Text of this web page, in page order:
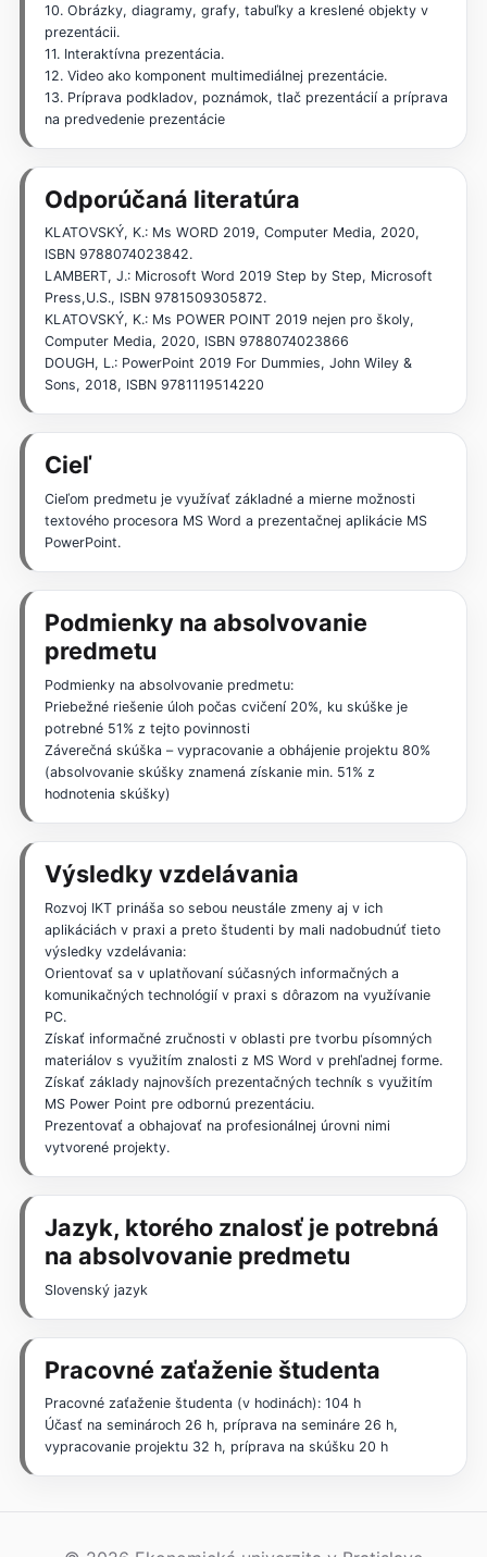
10. Obrázky, diagramy, grafy, tabuľky a kreslené objekty v
prezentácii.
11. Interaktívna prezentácia.
12. Video ako komponent multimediálnej prezentácie.
13. Príprava podkladov, poznámok, tlač prezentácií a príprava
na predvedenie prezentácie
Odporúčaná literatúra
KLATOVSKÝ, K.: Ms WORD 2019, Computer Media, 2020,
ISBN 9788074023842.
LAMBERT, J.: Microsoft Word 2019 Step by Step, Microsoft
Press,U.S., ISBN 9781509305872.
KLATOVSKÝ, K.: Ms POWER POINT 2019 nejen pro školy,
Computer Media, 2020, ISBN 9788074023866
DOUGH, L.: PowerPoint 2019 For Dummies, John Wiley &
Sons, 2018, ISBN 9781119514220
Cieľ
Cieľom predmetu je využívať základné a mierne možnosti
textového procesora MS Word a prezentačnej aplikácie MS
PowerPoint.
Podmienky na absolvovanie
predmetu
Podmienky na absolvovanie predmetu:
Priebežné riešenie úloh počas cvičení 20%, ku skúške je
potrebné 51% z tejto povinnosti
Záverečná skúška – vypracovanie a obhájenie projektu 80%
(absolvovanie skúšky znamená získanie min. 51% z
hodnotenia skúšky)
Výsledky vzdelávania
Rozvoj IKT prináša so sebou neustále zmeny aj v ich
aplikáciách v praxi a preto študenti by mali nadobudnúť tieto
výsledky vzdelávania:
Orientovať sa v uplatňovaní súčasných informačných a
komunikačných technológií v praxi s dôrazom na využívanie
PC.
Získať informačné zručnosti v oblasti pre tvorbu písomných
materiálov s využitím znalosti z MS Word v prehľadnej forme.
Získať základy najnovších prezentačných techník s využitím
MS Power Point pre odbornú prezentáciu.
Prezentovať a obhajovať na profesionálnej úrovni nimi
vytvorené projekty.
Jazyk, ktorého znalosť je potrebná
na absolvovanie predmetu
Slovenský jazyk
Pracovné zaťaženie študenta
Pracovné zaťaženie študenta (v hodinách): 104 h
Účasť na seminároch 26 h, príprava na semináre 26 h,
vypracovanie projektu 32 h, príprava na skúšku 20 h